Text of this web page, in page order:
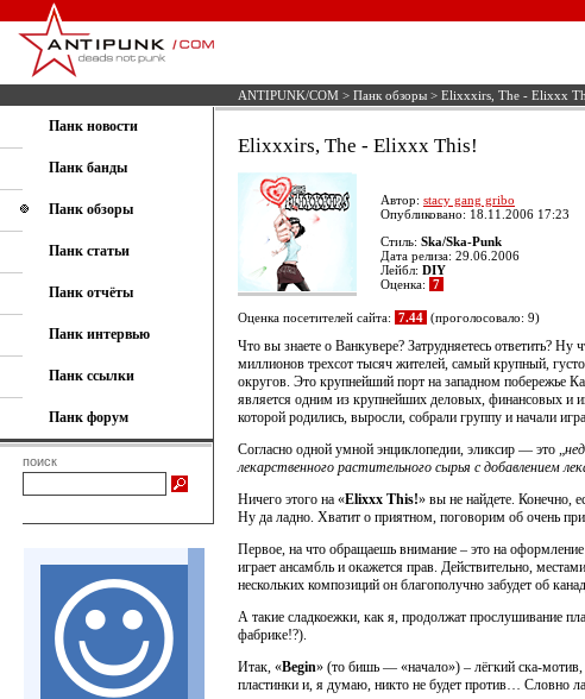
ANTIPUNK/COM > Панк обзоры > Elixxxirs, The - Elixxx
Панк новости
Панк банды
Панк обзоры
Панк статьи
Панк отчёты
Панк интервью
Панк ссылки
Панк форум
поиск
Elixxxirs, The - Elixxx This!
Автор: stacy gang gribo
Опубликовано: 18.11.2006 17:23
Стиль: Ska/Ska-Punk
Дата релиза: 29.06.2006
Лейбл: DIY
Оценка: 7
Оценка посетителей сайта: 7.44 (проголосовало: 9)
Что вы знаете о Ванкувере? Затрудняетесь ответить?
миллионов трехсот тысяч жителей, самый крупный,
округов. Это крупнейший порт на западном побережье
является одним из крупнейших деловых, финансовых и
которой родились, выросли, собрали группу и начали
Согласно одной умной энциклопедии, эликсир — это „
лекарственного растительного сырья с добавлением
Ничего этого на «Elixxx This!» вы не найдете. Конечно,
Ну да ладно. Хватит о приятном, поговорим об очень
Первое, на что обращаешь внимание – это на
играет ансамбль и окажется прав. Действительно,
нескольких композиций он благополучно забудет об
А такие сладкоежки, как я, продолжат прослушивание
фабрике!?).
Итак, «Begin» (то бишь — «начало») – лёгкий ска-
пластинки и, я думаю, никто не будет против… Словно